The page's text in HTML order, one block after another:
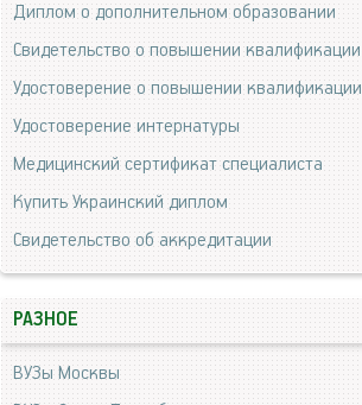
Диплом о дополнительном образовании
Свидетельство о повышении квалификации
Удостоверение о повышении квалификации
Удостоверение интернатуры
Медицинский сертификат специалиста
Купить Украинский диплом
Свидетельство об аккредитации
РАЗНОЕ
ВУЗы Москвы